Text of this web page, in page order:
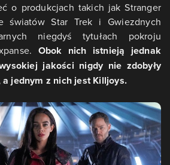
o produkcjach takich jak Stranger
światów Star Trek i Gwiezdnych
niegdyś tytułach pokroju
Obok nich istnieją jednak
jakości nigdy nie zdobyły
a jednym z nich jest Killjoys.